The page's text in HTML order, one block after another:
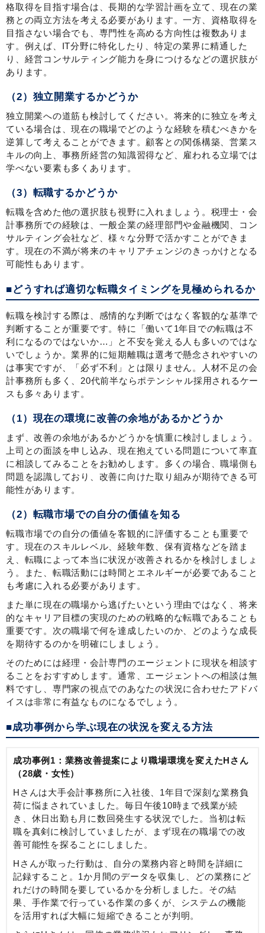
格取得を目指す場合は、長期的な学習計画を立て、現在の業
務との両立方法を考える必要があります。一方、資格取得を
目指さない場合でも、専門性を高める方向性は複数ありま
す。例えば、IT分野に特化したり、特定の業界に精通した
り、経営コンサルティング能力を身につけるなどの選択肢が
あります。
（2）独立開業するかどうか
独立開業への道筋も検討してください。将来的に独立を考え
ている場合は、現在の職場でどのような経験を積むべきかを
逆算して考えることができます。顧客との関係構築、営業ス
キルの向上、事務所経営の知識習得など、雇われる立場では
学べない要素も多くあります。
（3）転職するかどうか
転職を含めた他の選択肢も視野に入れましょう。税理士・会
計事務所での経験は、一般企業の経理部門や金融機関、コン
サルティング会社など、様々な分野で活かすことができま
す。現在の不満が将来のキャリアチェンジのきっかけとなる
可能性もあります。
■どうすれば適切な転職タイミングを見極められるか
転職を検討する際は、感情的な判断ではなく客観的な基準で
判断することが重要です。特に「働いて1年目での転職は不
利になるのではないか…」と不安を覚える人も多いのではな
いでしょうか。業界的に短期離職は選考で懸念されやすいの
は事実ですが、「必ず不利」とは限りません。人材不足の会
計事務所も多く、20代前半ならポテンシャル採用されるケー
スも多々あります。
（1）現在の環境に改善の余地があるかどうか
まず、改善の余地があるかどうかを慎重に検討しましょう。
上司との面談を申し込み、現在抱えている問題について率直
に相談してみることをお勧めします。多くの場合、職場側も
問題を認識しており、改善に向けた取り組みが期待できる可
能性があります。
（2）転職市場での自分の価値を知る
転職市場での自分の価値を客観的に評価することも重要で
す。現在のスキルレベル、経験年数、保有資格などを踏ま
え、転職によって本当に状況が改善されるかを検討しましょ
う。また、転職活動には時間とエネルギーが必要であること
も考慮に入れる必要があります。
また単に現在の職場から逃げたいという理由ではなく、将来
的なキャリア目標の実現のための戦略的な転職であることも
重要です。次の職場で何を達成したいのか、どのような成長
を期待するのかを明確にしましょう。
そのためには経理・会計専門のエージェントに現状を相談す
ることをおすすめします。通常、エージェントへの相談は無
料ですし、専門家の視点でのあなたの状況に合わせたアドバ
イスは非常に有益なものになるでしょう。
■成功事例から学ぶ現在の状況を変える方法
成功事例1：業務改善提案により職場環境を変えたHさん
（28歳・女性）
Hさんは大手会計事務所に入社後、1年目で深刻な業務負
荷に悩まされていました。毎日午後10時まで残業が続
き、休日出勤も月に数回発生する状況でした。当初は転
職を真剣に検討していましたが、まず現在の職場での改
善可能性を探ることにしました。
Hさんが取った行動は、自分の業務内容と時間を詳細に
記録すること。1か月間のデータを収集し、どの業務にど
れだけの時間を要しているかを分析しました。その結
果、手作業で行っている作業の多くが、システムの機能
を活用すれば大幅に短縮できることが判明。